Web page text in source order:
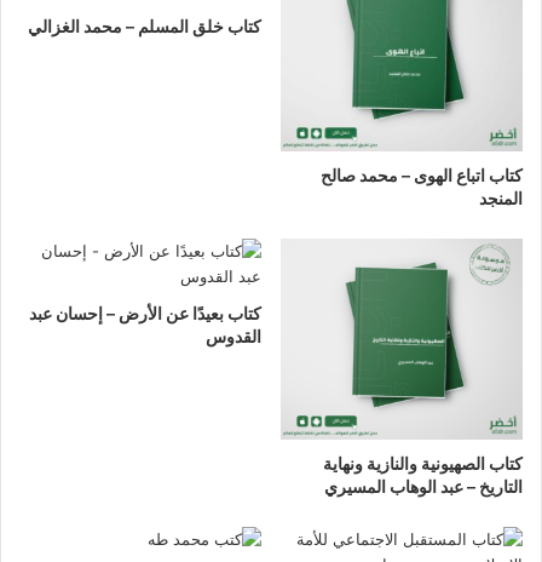
كتاب اتباع الهوى – محمد صالح
المنجد
كتاب خلق المسلم – محمد الغزالي
كتاب الصهيونية والنازية ونهاية
التاريخ – عبد الوهاب المسيري
كتاب بعيدًا عن الأرض – إحسان عبد
القدوس